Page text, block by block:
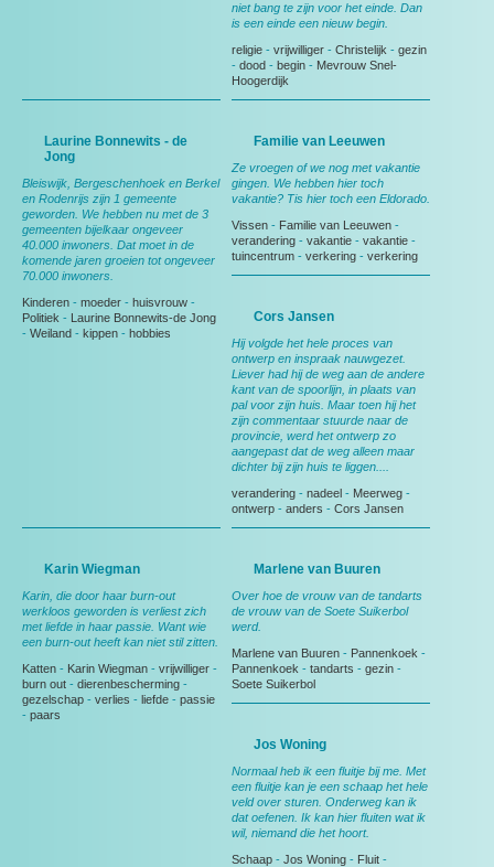
niet bang te zijn voor het einde. Dan
is een einde een nieuw begin.
religie - vrijwilliger - Christelijk - gezin
- dood - begin - Mevrouw Snel-
Hoogerdijk
Laurine Bonnewits - de
Jong
Bleiswijk, Bergeschenhoek en Berkel
en Rodenrijs zijn 1 gemeente
geworden. We hebben nu met de 3
gemeenten bijelkaar ongeveer
40.000 inwoners. Dat moet in de
komende jaren groeien tot ongeveer
70.000 inwoners.
Kinderen - moeder - huisvrouw -
Politiek - Laurine Bonnewits-de Jong
- Weiland - kippen - hobbies
Familie van Leeuwen
Ze vroegen of we nog met vakantie
gingen. We hebben hier toch
vakantie? Tis hier toch een Eldorado.
Vissen - Familie van Leeuwen -
verandering - vakantie - vakantie -
tuincentrum - verkering - verkering
Cors Jansen
Hij volgde het hele proces van
ontwerp en inspraak nauwgezet.
Liever had hij de weg aan de andere
kant van de spoorlijn, in plaats van
pal voor zijn huis. Maar toen hij het
zijn commentaar stuurde naar de
provincie, werd het ontwerp zo
aangepast dat de weg alleen maar
dichter bij zijn huis te liggen....
verandering - nadeel - Meerweg -
ontwerp - anders - Cors Jansen
Karin Wiegman
Karin, die door haar burn-out
werkloos geworden is verliest zich
met liefde in haar passie. Want wie
een burn-out heeft kan niet stil zitten.
Katten - Karin Wiegman - vrijwilliger -
burn out - dierenbescherming -
gezelschap - verlies - liefde - passie
- paars
Marlene van Buuren
Over hoe de vrouw van de tandarts
de vrouw van de Soete Suikerbol
werd.
Marlene van Buuren - Pannenkoek -
Pannenkoek - tandarts - gezin -
Soete Suikerbol
Jos Woning
Normaal heb ik een fluitje bij me. Met
een fluitje kan je een schaap het hele
veld over sturen. Onderweg kan ik
dat oefenen. Ik kan hier fluiten wat ik
wil, niemand die het hoort.
Schaap - Jos Woning - Fluit -